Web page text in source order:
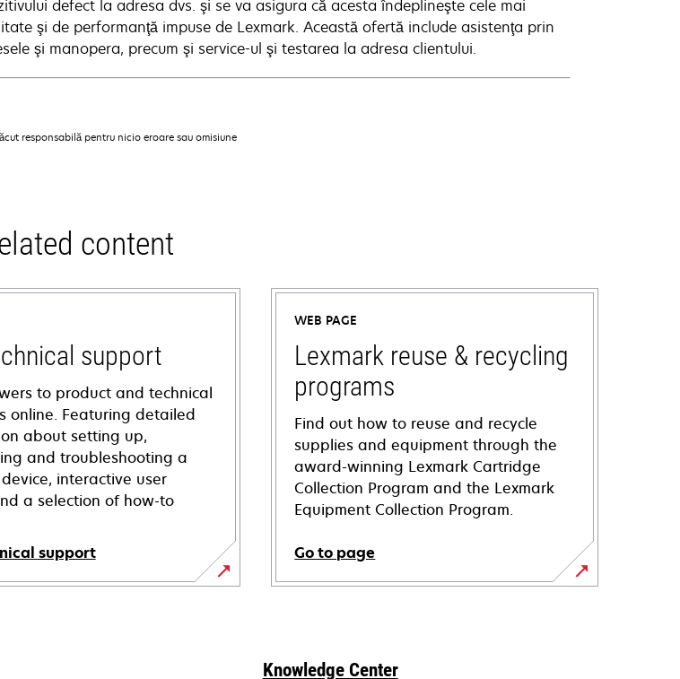
defect la adresa dvs. şi se va asigura că acesta îndeplineşte cele mai
şi de performanţă impuse de Lexmark. Această ofertă include asistenţa prin
şi manopera, precum şi service-ul şi testarea la adresa clientului.
responsabilă pentru nicio eroare sau omisiune
content
support
to product and technical
online. Featuring detailed
about setting up,
and troubleshooting a
interactive user
a selection of how-to
support
WEB PAGE
Lexmark reuse & recycling
programs
Find out how to reuse and recycle
supplies and equipment through the
award-winning Lexmark Cartridge
Collection Program and the Lexmark
Equipment Collection Program.
Go to page
Knowledge Center